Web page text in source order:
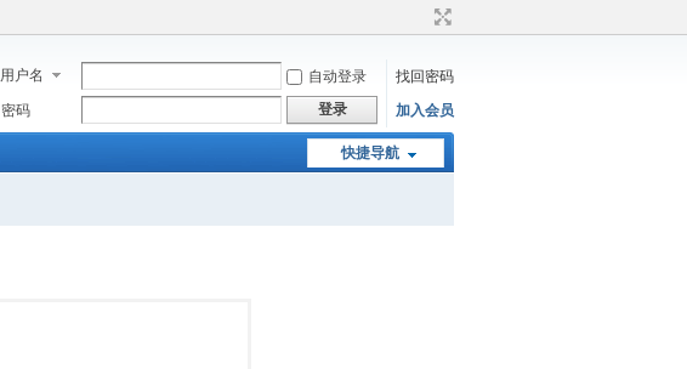
用户名 自动登录
找回密码
密码
登录 加入会员
快捷导航